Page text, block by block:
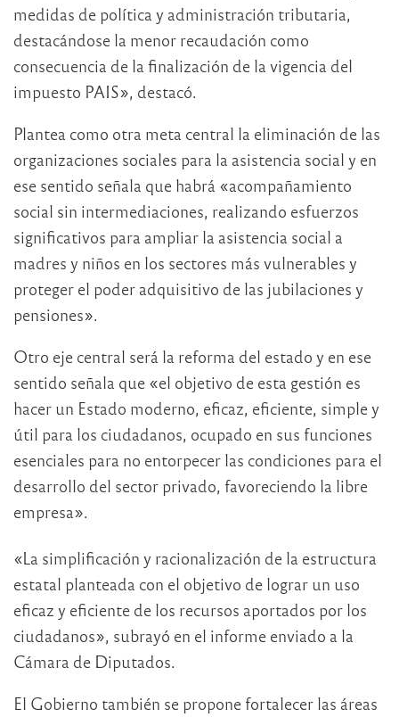
medidas de política y administración tributaria,
destacándose la menor recaudación como
consecuencia de la finalización de la vigencia del
impuesto PAIS», destacó.
Plantea como otra meta central la eliminación de las
organizaciones sociales para la asistencia social y en
ese sentido señala que habrá «acompañamiento
social sin intermediaciones, realizando esfuerzos
significativos para ampliar la asistencia social a
madres y niños en los sectores más vulnerables y
proteger el poder adquisitivo de las jubilaciones y
pensiones».
Otro eje central será la reforma del estado y en ese
sentido señala que «el objetivo de esta gestión es
hacer un Estado moderno, eficaz, eficiente, simple y
útil para los ciudadanos, ocupado en sus funciones
esenciales para no entorpecer las condiciones para el
desarrollo del sector privado, favoreciendo la libre
empresa».
«La simplificación y racionalización de la estructura
estatal planteada con el objetivo de lograr un uso
eficaz y eficiente de los recursos aportados por los
ciudadanos», subrayó en el informe enviado a la
Cámara de Diputados.
El Gobierno también se propone fortalecer las áreas